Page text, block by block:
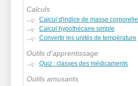
Calculs
Calcul d'indice de masse corporelle
Calcul hypothécaire simple
Convertir les unités de température
Outils d'apprentissage
Quiz : classes des médicaments
Outils amusants